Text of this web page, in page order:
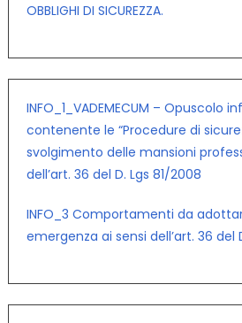
OBBLIGHI DI SICUREZZA.
INFO_1_VADEMECUM – Opuscolo
contenente le “Procedure di
svolgimento delle mansioni
dell’art. 36 del D. Lgs 81/2008
INFO_3 Comportamenti da
emergenza ai sensi dell’art. 36 del